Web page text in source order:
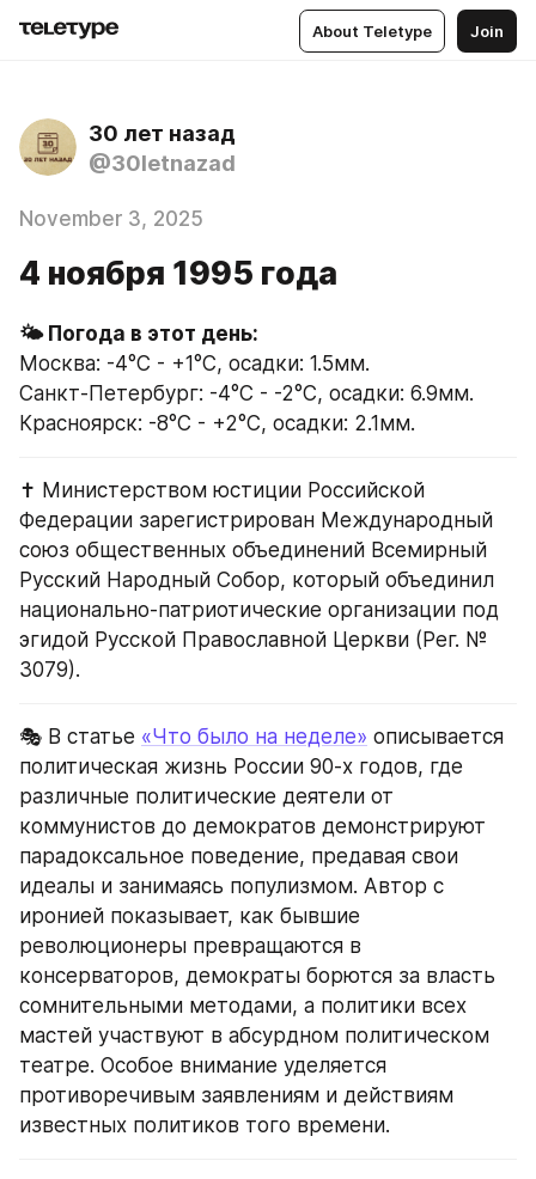
About Teletype Join
30 лет назад
@30letnazad
November 3, 2025
4 ноября 1995 года
🌤 Погода в этот день:
Москва: -4°C - +1°C, осадки: 1.5мм.
Санкт-Петербург: -4°C - -2°C, осадки: 6.9мм.
Красноярск: -8°C - +2°C, осадки: 2.1мм.
✝️ Министерством юстиции Российской
Федерации зарегистрирован Международный
союз общественных объединений Всемирный
Русский Народный Собор, который объединил
национально-патриотические организации под
эгидой Русской Православной Церкви (Рег. №
3079).
🎭 В статье «Что было на неделе» описывается
политическая жизнь России 90-х годов, где
различные политические деятели от
коммунистов до демократов демонстрируют
парадоксальное поведение, предавая свои
идеалы и занимаясь популизмом. Автор с
иронией показывает, как бывшие
революционеры превращаются в
консерваторов, демократы борются за власть
сомнительными методами, а политики всех
мастей участвуют в абсурдном политическом
театре. Особое внимание уделяется
противоречивым заявлениям и действиям
известных политиков того времени.